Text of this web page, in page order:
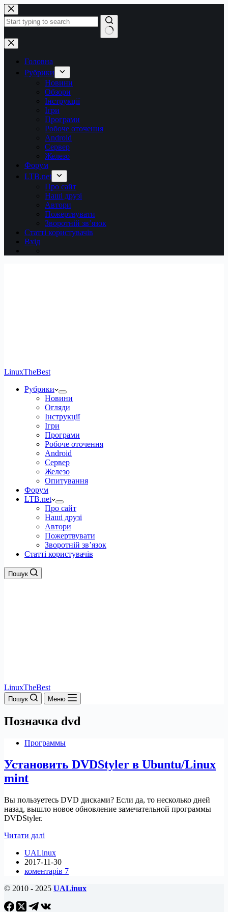
Перейти
до
вмісту
Немає
результатів
Головна
Рубрики
Новини
Обзори
Інструкції
Ігри
Програми
Робоче оточення
Android
Сервер
Железо
Форум
LTB.net
Про сайт
Наші друзі
Автори
Пожертвувати
Зворотній зв’язок
Статті користувачів
Вхід
LinuxTheBest
Рубрики
Новини
Огляди
Інструкції
Ігри
Програми
Робоче оточення
Android
Сервер
Железо
Опитування
Форум
LTB.net
Про сайт
Наші друзі
Автори
Пожертвувати
Зворотній зв’язок
Статті користувачів
Пошук
LinuxTheBest
Пошук Меню
Позначка dvd
Программы
Установить DVDStyler в Ubuntu/Linux
mint
Вы пользуетесь DVD дисками? Если да, то несколько дней
назад, вышло новое обновление замечательной программы
DVDStyler.
Читати далі
в
Ubuntu/Linux
mint
UALinux
2017-11-30
коментарів 7
© 2010 - 2025 UALinux